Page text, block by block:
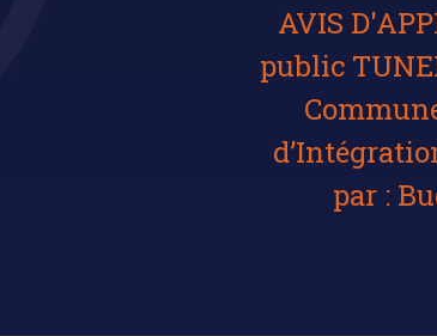
AVIS
public
par :